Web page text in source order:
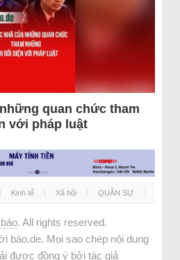
quan chức tham
với pháp luật
Kinh tế Xã hội QUÂN SỰ
. All rights reserved.
báo.de. Mọi sao chép nội dung
được đồng ý bởi tác giả